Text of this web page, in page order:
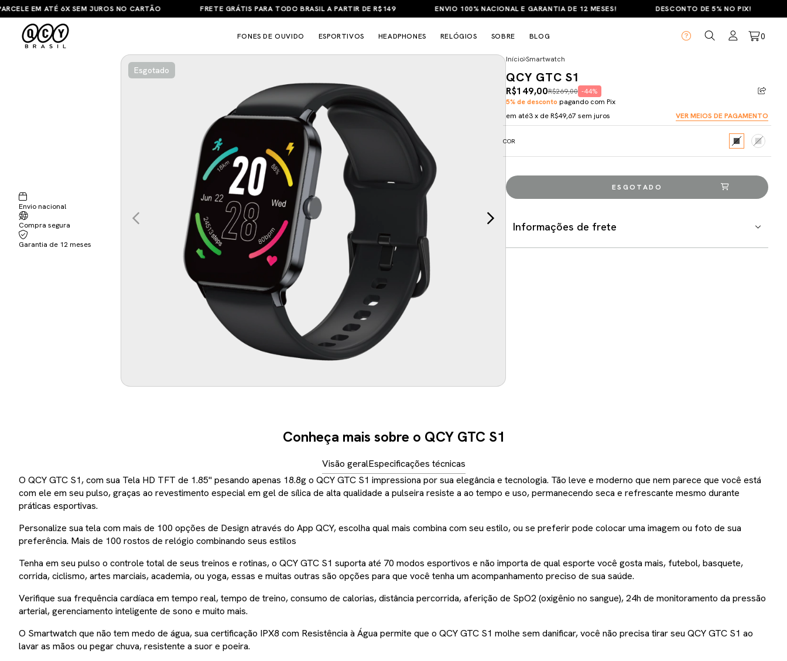
EM ATÉ 6X SEM JUROS NO CARTÃO FRETE GRÁTIS PARA TODO BRASIL A PARTIR DE R$149 ENVIO 100% NACIONAL E GARANTIA DE 12 MESES! DESCONTO DE 5% NO PIX!
FONES DE OUVIDO ESPORTIVOS HEADPHONES RELÓGIOS SOBRE BLOG 0
Envio nacional
Compra segura
Garantia de 12 meses
Esgotado
Início Smartwatch
QCY GTC S1
R$149,00R$269,00 -44%
5% de desconto pagando com Pix
em até3x deR$49,67 sem juros VER MEIOS DE PAGAMENTO
COR
Informações de frete
Conheça mais sobre o QCY GTC S1
Visão geralEspecificações técnicas
O QCY GTC S1, com sua Tela HD TFT de 1.85" pesando apenas 18.8g o QCY GTC S1 impressiona por sua elegância e tecnologia. Tão leve e moderno que nem parece que você está
com ele em seu pulso, graças ao revestimento especial em gel de sílica de alta qualidade a pulseira resiste a ao tempo e uso, permanecendo seca e refrescante mesmo durante
práticas esportivas.
Personalize sua tela com mais de 100 opções de Design através do App QCY, escolha qual mais combina com seu estilo, ou se preferir pode colocar uma imagem ou foto de sua
preferência. Mais de 100 rostos de relógio combinando seus estilos
Tenha em seu pulso o controle total de seus treinos e rotinas, o QCY GTC S1 suporta até 70 modos esportivos e não importa de qual esporte você gosta mais, futebol, basquete,
corrida, ciclismo, artes marciais, academia, ou yoga, essas e muitas outras são opções para que você tenha um acompanhamento preciso de sua saúde.
Verifique sua frequência cardíaca em tempo real, tempo de treino, consumo de calorias, distância percorrida, aferição de SpO2 (oxigênio no sangue), 24h de monitoramento da pressão
arterial, gerenciamento inteligente de sono e muito mais.
O Smartwatch que não tem medo de água, sua certificação IPX8 com Resistência à Água permite que o QCY GTC S1 molhe sem danificar, você não precisa tirar seu QCY GTC S1 ao
lavar as mãos ou pegar chuva, resistente a suor e poeira.